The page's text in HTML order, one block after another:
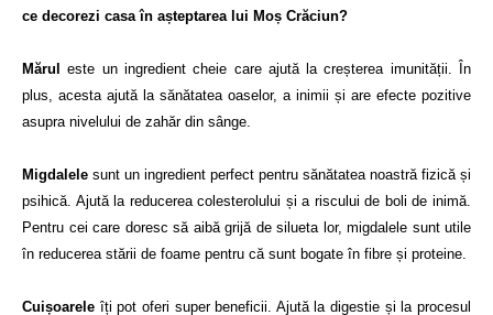
Mărul este un ingredient cheie care ajută la creșterea imunității. În
plus, acesta ajută la sănătatea oaselor, a inimii și are efecte pozitive
asupra nivelului de zahăr din sânge.
Migdalele sunt un ingredient perfect pentru sănătatea noastră fizică și
psihică. Ajută la reducerea colesterolului și a riscului de boli de inimă.
Pentru cei care doresc să aibă grijă de silueta lor, migdalele sunt utile
în reducerea stării de foame pentru că sunt bogate în fibre și proteine.
Cuișoarele îți pot oferi super beneficii. Ajută la digestie și la procesul